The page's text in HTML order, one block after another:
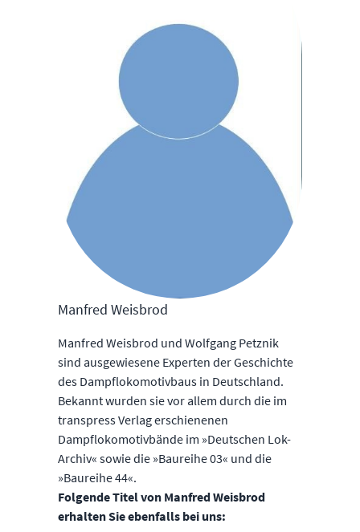
Manfred Weisbrod
Manfred Weisbrod und Wolfgang Petznik
sind ausgewiesene Experten der Geschichte
des Dampflokomotivbaus in Deutschland.
Bekannt wurden sie vor allem durch die im
transpress Verlag erschienenen
Dampflokomotivbände im »Deutschen Lok-
Archiv« sowie die »Baureihe 03« und die
»Baureihe 44«.
Folgende Titel von Manfred Weisbrod
erhalten Sie ebenfalls bei uns: